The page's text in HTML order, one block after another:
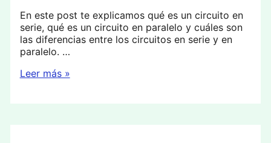
En este post te explicamos qué es un circuito en
serie, qué es un circuito en paralelo y cuáles son
las diferencias entre los circuitos en serie y en
paralelo. …
Circuito
Leer más »